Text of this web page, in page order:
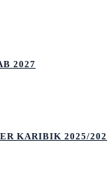
2027
KARIBIK 2025/